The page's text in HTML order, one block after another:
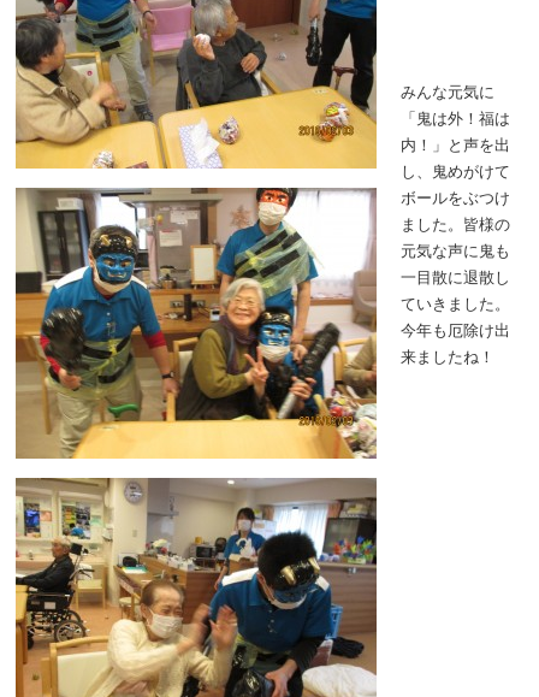
みんな元気に
「鬼は外！福は
内！」と声を出
し、鬼めがけて
ボールをぶつけ
ました。皆様の
元気な声に鬼も
一目散に退散し
ていきました。
今年も厄除け出
来ましたね！